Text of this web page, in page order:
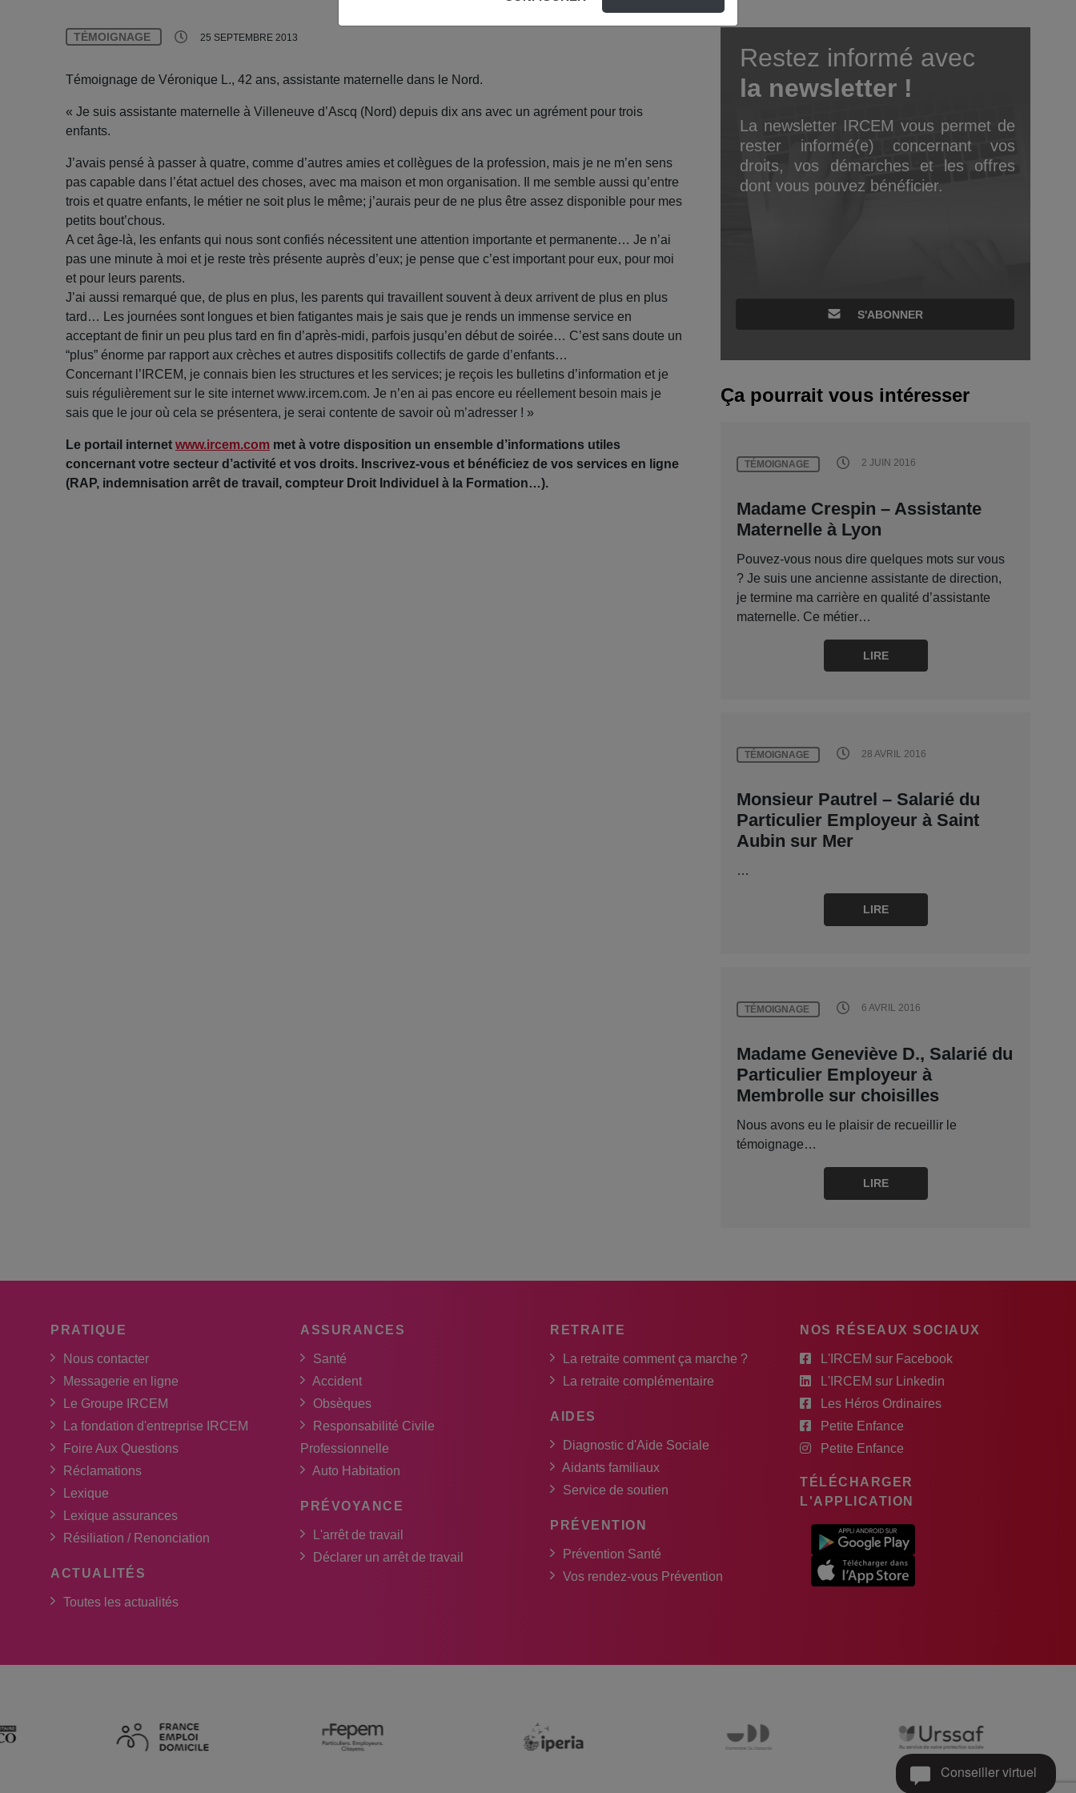
TÉMOIGNAGE 25 SEPTEMBRE 2013
Témoignage de Véronique L., 42 ans, assistante maternelle dans le Nord.
« Je suis assistante maternelle à Villeneuve d’Ascq (Nord) depuis dix ans avec un agrément pour trois
enfants.
J’avais pensé à passer à quatre, comme d’autres amies et collègues de la profession, mais je ne m’en sens
pas capable dans l’état actuel des choses, avec ma maison et mon organisation. Il me semble aussi qu’entre
trois et quatre enfants, le métier ne soit plus le même; j’aurais peur de ne plus être assez disponible pour mes
petits bout’chous.
A cet âge-là, les enfants qui nous sont confiés nécessitent une attention importante et permanente… Je n’ai
pas une minute à moi et je reste très présente auprès d’eux; je pense que c’est important pour eux, pour moi
et pour leurs parents.
J’ai aussi remarqué que, de plus en plus, les parents qui travaillent souvent à deux arrivent de plus en plus
tard… Les journées sont longues et bien fatigantes mais je sais que je rends un immense service en
acceptant de finir un peu plus tard en fin d’après-midi, parfois jusqu’en début de soirée… C’est sans doute un
“plus” énorme par rapport aux crèches et autres dispositifs collectifs de garde d’enfants…
Concernant l’IRCEM, je connais bien les structures et les services; je reçois les bulletins d’information et je
suis régulièrement sur le site internet www.ircem.com. Je n’en ai pas encore eu réellement besoin mais je
sais que le jour où cela se présentera, je serai contente de savoir où m’adresser ! »
Le portail internet www.ircem.com met à votre disposition un ensemble d’informations utiles
concernant votre secteur d’activité et vos droits. Inscrivez-vous et bénéficiez de vos services en ligne
(RAP, indemnisation arrêt de travail, compteur Droit Individuel à la Formation…).
Restez informé avec
la newsletter !
La newsletter IRCEM vous permet de
rester informé(e) concernant vos
droits, vos démarches et les offres
dont vous pouvez bénéficier.
S'ABONNER
Ça pourrait vous intéresser
TÉMOIGNAGE 2 JUIN 2016
Madame Crespin – Assistante
Maternelle à Lyon
Pouvez-vous nous dire quelques mots sur vous
? Je suis une ancienne assistante de direction,
je termine ma carrière en qualité d’assistante
maternelle. Ce métier…
LIRE
TÉMOIGNAGE 28 AVRIL 2016
Monsieur Pautrel – Salarié du
Particulier Employeur à Saint
Aubin sur Mer
…
LIRE
TÉMOIGNAGE 6 AVRIL 2016
Madame Geneviève D., Salarié du
Particulier Employeur à
Membrolle sur choisilles
Nous avons eu le plaisir de recueillir le
témoignage…
LIRE
PRATIQUE
Nous contacter
Messagerie en ligne
Le Groupe IRCEM
La fondation d'entreprise IRCEM
Foire Aux Questions
Réclamations
Lexique
Lexique assurances
Résiliation / Renonciation
ACTUALITÉS
Toutes les actualités
ASSURANCES
Santé
Accident
Obsèques
Responsabilité Civile
Professionnelle
Auto Habitation
PRÉVOYANCE
L'arrêt de travail
Déclarer un arrêt de travail
RETRAITE
La retraite comment ça marche ?
La retraite complémentaire
AIDES
Diagnostic d'Aide Sociale
Aidants familiaux
Service de soutien
PRÉVENTION
Prévention Santé
Vos rendez-vous Prévention
NOS RÉSEAUX SOCIAUX
L'IRCEM sur Facebook
L'IRCEM sur Linkedin
Les Héros Ordinaires
Petite Enfance
Petite Enfance
TÉLÉCHARGER
L'APPLICATION
Conseiller virtuel